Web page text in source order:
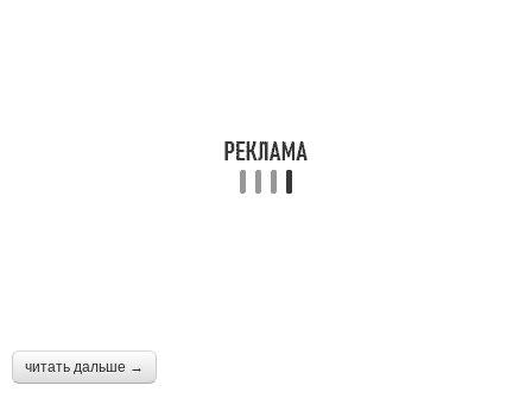
читать дальше →